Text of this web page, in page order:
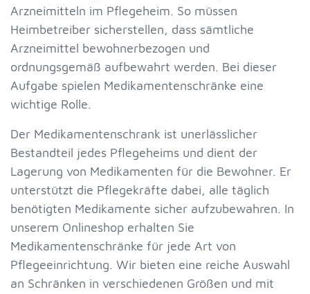
Arzneimitteln im Pflegeheim. So müssen
Heimbetreiber sicherstellen, dass sämtliche
Arzneimittel bewohnerbezogen und
ordnungsgemäß aufbewahrt werden. Bei dieser
Aufgabe spielen Medikamentenschränke eine
wichtige Rolle.
Der Medikamentenschrank ist unerlässlicher
Bestandteil jedes Pflegeheims und dient der
Lagerung von Medikamenten für die Bewohner. Er
unterstützt die Pflegekräfte dabei, alle täglich
benötigten Medikamente sicher aufzubewahren. In
unserem Onlineshop erhalten Sie
Medikamentenschränke für jede Art von
Pflegeeinrichtung. Wir bieten eine reiche Auswahl
an Schränken in verschiedenen Größen und mit